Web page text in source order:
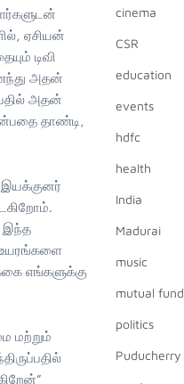
ஏசியன்
டிவி
அதன்
அதன்
தாண்டி,
இயக்குனர்
இந்த
உயரங்களை
எங்களுக்கு
மற்றும்
cinema
CSR
education
events
hdfc
health
India
Madurai
music
mutual fund
politics
Puducherry